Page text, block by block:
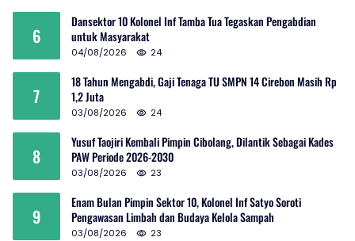
6
Dansektor 10 Kolonel Inf Tamba Tua Tegaskan Pengabdian
untuk Masyarakat
04/08/2026 24
7
18 Tahun Mengabdi, Gaji Tenaga TU SMPN 14 Cirebon Masih Rp
1,2 Juta
03/08/2026 24
8
Yusuf Taojiri Kembali Pimpin Cibolang, Dilantik Sebagai Kades
PAW Periode 2026-2030
03/08/2026 23
9
Enam Bulan Pimpin Sektor 10, Kolonel Inf Satyo Soroti
Pengawasan Limbah dan Budaya Kelola Sampah
03/08/2026 23